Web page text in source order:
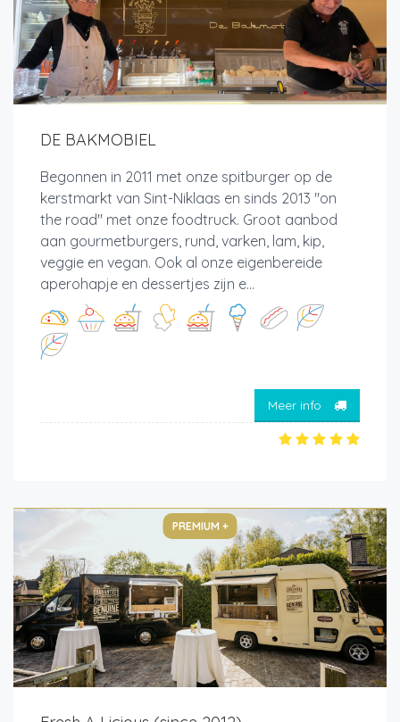
DE BAKMOBIEL
Begonnen in 2011 met onze spitburger op de
kerstmarkt van Sint-Niklaas en sinds 2013 "on
the road" met onze foodtruck. Groot aanbod
aan gourmetburgers, rund, varken, lam, kip,
veggie en vegan. Ook al onze eigenbereide
aperohapje en dessertjes zijn e...
Meer info
PREMIUM +